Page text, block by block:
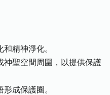
精神淨化。
神聖空間周圍，以提供保護
成保護圈。